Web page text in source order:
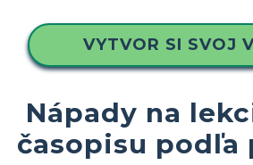
VYTVOR SI SVOJ
Nápady na
časopisu podľa